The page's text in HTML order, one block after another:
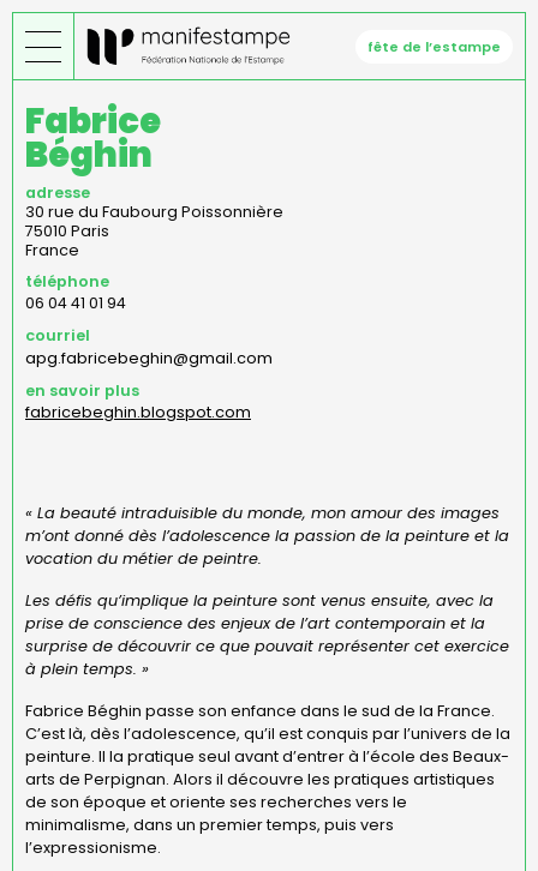
Aller
au
contenu
fête de l’estampe
Fabrice
Béghin
adresse
30 rue du Faubourg Poissonnière
75010 Paris
France
téléphone
06 04 41 01 94
courriel
apg.fabricebeghin@gmail.com
en savoir plus
fabricebeghin.blogspot.com
« La beauté intraduisible du monde, mon amour des images
m’ont donné dès l’adolescence la passion de la peinture et la
vocation du métier de peintre.
Les défis qu’implique la peinture sont venus ensuite, avec la
prise de conscience des enjeux de l’art contemporain et la
surprise de découvrir ce que pouvait représenter cet exercice
à plein temps. »
Fabrice Béghin passe son enfance dans le sud de la France.
C’est là, dès l’adolescence, qu’il est conquis par l’univers de la
peinture. Il la pratique seul avant d’entrer à l’école des Beaux-
arts de Perpignan. Alors il découvre les pratiques artistiques
de son époque et oriente ses recherches vers le
minimalisme, dans un premier temps, puis vers
l’expressionisme.